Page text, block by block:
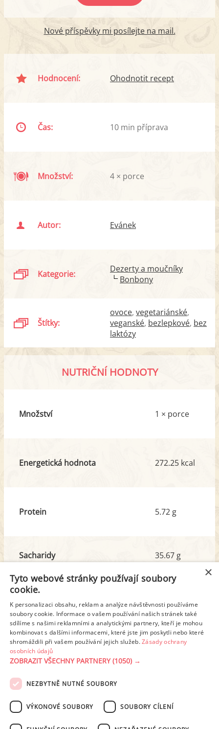
Nové příspěvky mi posílejte na mail.
Hodnocení: Ohodnotit recept
Čas: 10 min příprava
Množství: 4 × porce
Autor: Evánek
Kategorie:
Dezerty a moučníky
Bonbony
Štítky:
ovoce vegetariánské
veganské bezlepkové bez
laktózy
NUTRIČNÍ HODNOTY
Množství 1 × porce
Energetická hodnota 272.25 kcal
Protein 5.72 g
Sacharidy
z toho cukr
35.67 g
32.42 g
Tuk
z toho nas. mastné kyseliny
10.59 g
1.15 g
Detailní rozpis
PODMÍNKY UŽITÍ ZÁSADY OCHRANY OSOBNÍCH ÚDAJŮ
NASTAVENÍ COOKIES
×
Tyto webové stránky používají soubory
cookie.
K personalizaci obsahu, reklam a analýze návštěvnosti používáme
soubory cookie. Informace o vašem používání našich stránek také
sdílíme s našimi reklamními a analytickými partnery, kteří je mohou
kombinovat s dalšími informacemi, které jste jim poskytli nebo které
shromáždili při vašem používání jejich služeb.Zásady ochrany
osobních údajů
ZOBRAZIT VŠECHNY PARTNERY(1050) →
NEZBYTNĚ NUTNÉ SOUBORY
VÝKONOVÉ SOUBORY SOUBORY CÍLENÍ